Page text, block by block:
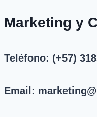
Marketing y
Teléfono: (+57)
Email: